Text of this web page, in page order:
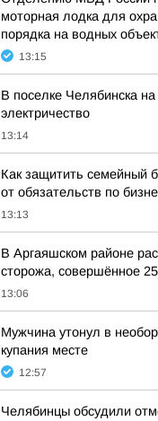
моторная лодка для
порядка на водных
13:15
В поселке Челябинска
электричество
13:14
Как защитить семейный
от обязательств по
13:13
В Аргаяшском районе
сторожа, совершённое
13:06
Мужчина утонул в
купания месте
12:57
Челябинцы обсудили